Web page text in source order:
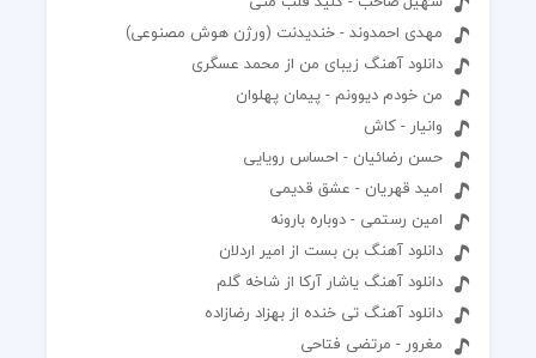
مهدی احمدوند - خندیدنت (ورژن هوش مصنوعی)
دانلود آهنگ زیبای من از محمد عسگری
من خودم دیوونم - پیمان پهلوان
وانیار - کاش
حسن رضائیان - احساس رویایی
امید قهریان - عشق قدیمی
امین رستمی - دوباره بارونه
دانلود آهنگ بن بست از امیر اردلان
دانلود آهنگ یاشار آرکا از شاخه گلم
دانلود آهنگ تی خنده از بهزاد رضازاده
مغرور - مرتضی فتاحی